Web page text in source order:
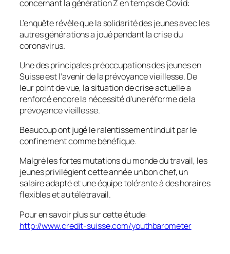
concernant la génération Z en temps de Covid:
L’enquête révèle que la solidarité des jeunes avec les
autres générations a joué pendant la crise du
coronavirus.
Une des principales préoccupations des jeunes en
Suisse est l’avenir de la prévoyance vieillesse. De
leur point de vue, la situation de crise actuelle a
renforcé encore la nécessité d’une réforme de la
prévoyance vieillesse.
Beaucoup ont jugé le ralentissement induit par le
confinement comme bénéfique.
Malgré les fortes mutations du monde du travail, les
jeunes privilégient cette année un bon chef, un
salaire adapté et une équipe tolérante à des horaires
flexibles et au télétravail.
Pour en savoir plus sur cette étude:
http://www.credit-suisse.com/youthbarometer